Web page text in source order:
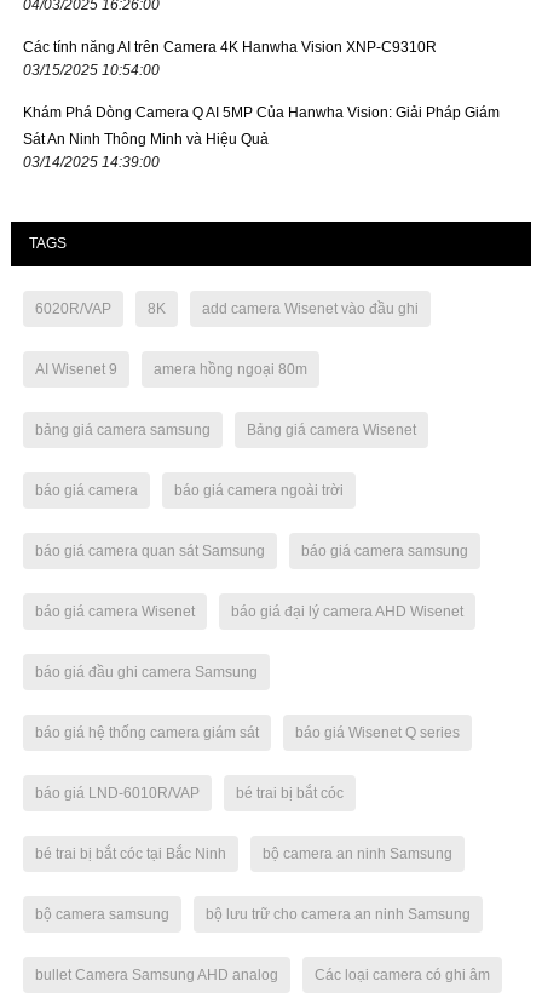
04/03/2025 16:26:00
Các tính năng AI trên Camera 4K Hanwha Vision XNP-C9310R
03/15/2025 10:54:00
Khám Phá Dòng Camera Q AI 5MP Của Hanwha Vision: Giải Pháp Giám
Sát An Ninh Thông Minh và Hiệu Quả
03/14/2025 14:39:00
TAGS
6020R/VAP 8K add camera Wisenet vào đầu ghi
AI Wisenet 9 amera hồng ngoại 80m
bảng giá camera samsung Bảng giá camera Wisenet
báo giá camera báo giá camera ngoài trời
báo giá camera quan sát Samsung báo giá camera samsung
báo giá camera Wisenet báo giá đại lý camera AHD Wisenet
báo giá đầu ghi camera Samsung
báo giá hệ thống camera giám sát báo giá Wisenet Q series
báo giá LND-6010R/VAP bé trai bị bắt cóc
bé trai bị bắt cóc tại Bắc Ninh bộ camera an ninh Samsung
bộ camera samsung bộ lưu trữ cho camera an ninh Samsung
bullet Camera Samsung AHD analog Các loại camera có ghi âm